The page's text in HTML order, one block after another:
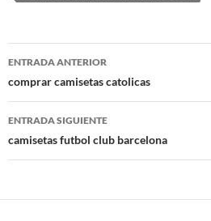
Navegación
de
entradas
ENTRADA ANTERIOR
comprar camisetas catolicas
ENTRADA SIGUIENTE
camisetas futbol club barcelona